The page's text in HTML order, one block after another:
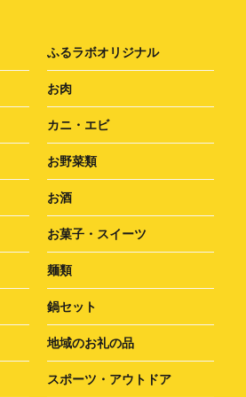
ふるラボオリジナル
お肉
カニ・エビ
お野菜類
お酒
お菓子・スイーツ
麺類
鍋セット
地域のお礼の品
スポーツ・アウトドア